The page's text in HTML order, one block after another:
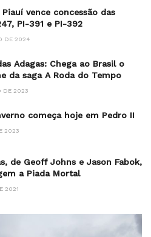
Piauí vence concessão das
PI-391 e PI-392
DE 2024
Adagas: Chega ao Brasil o
da saga A Roda do Tempo
DE 2023
começa hoje em Pedro II
2023
de Geoff Johns e Jason Fabok,
a Piada Mortal
2021